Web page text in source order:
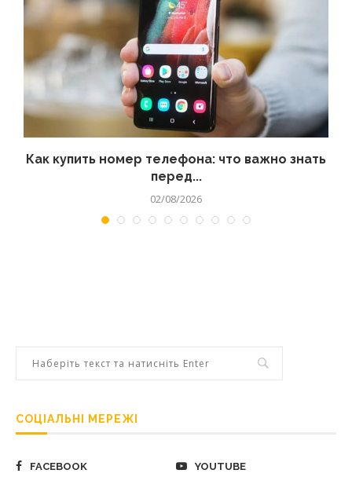
Как купить номер телефона: что важно знать
перед...
02/08/2026
СОЦІАЛЬНІ МЕРЕЖІ
FACEBOOK YOUTUBE